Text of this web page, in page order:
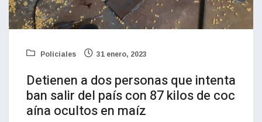
Policiales 31 enero, 2023
Detienen a dos personas que intenta
ban salir del país con 87 kilos de coc
aína ocultos en maíz